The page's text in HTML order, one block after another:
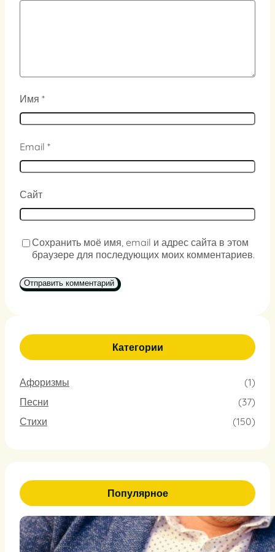
Имя *
Email *
Сайт
Сохранить моё имя, email и адрес сайта в этом
браузере для последующих моих комментариев.
Категории
Афоризмы
(1)
Песни
(37)
Стихи
(150)
Популярное